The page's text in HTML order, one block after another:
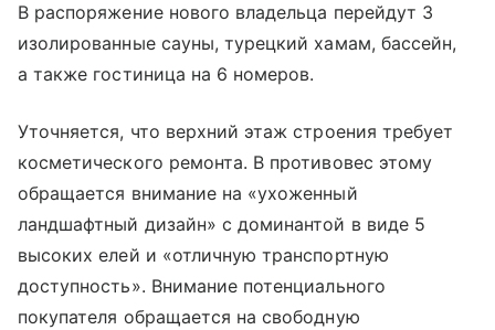
В распоряжение нового владельца перейдут 3
изолированные сауны, турецкий хамам, бассейн,
а также гостиница на 6 номеров.
Уточняется, что верхний этаж строения требует
косметического ремонта. В противовес этому
обращается внимание на «ухоженный
ландшафтный дизайн» с доминантой в виде 5
высоких елей и «отличную транспортную
доступность». Внимание потенциального
покупателя обращается на свободную